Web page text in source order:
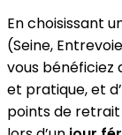
En choisissant
(Seine,
vous bénéficiez
et pratique, et
points de